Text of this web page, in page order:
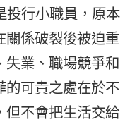
投行小職員，原本
關係破裂後被迫重
失業、職場競爭和
的可貴之處在於不
但不會把生活交給